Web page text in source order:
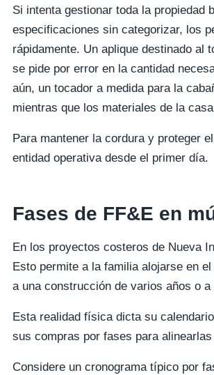
Si intenta gestionar toda la propiedad
especificaciones sin categorizar, los
rápidamente. Un aplique destinado al
se pide por error en la cantidad
aún, un tocador a medida para la
mientras que los materiales de la
Para mantener la cordura y proteger
entidad operativa desde el primer día.
Fases de FF&E en
En los proyectos costeros de Nueva
Esto permite a la familia alojarse en
a una construcción de varios años o
Esta realidad física dicta su
sus compras por fases para
Considere un cronograma típico por